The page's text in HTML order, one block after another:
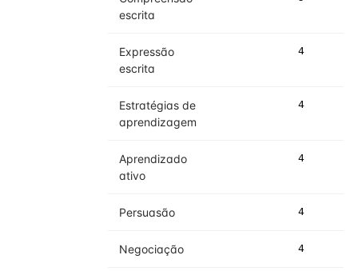
escrita
Expressão
escrita
4
Estratégias de
aprendizagem
4
Aprendizado
ativo
4
Persuasão 4
Negociação 4